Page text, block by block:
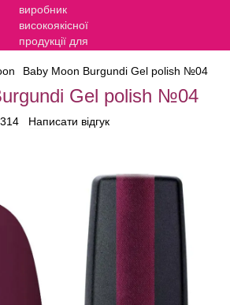
Baby Moon Burgundi Gel polish №04
Gel polish №04
Написати відгук